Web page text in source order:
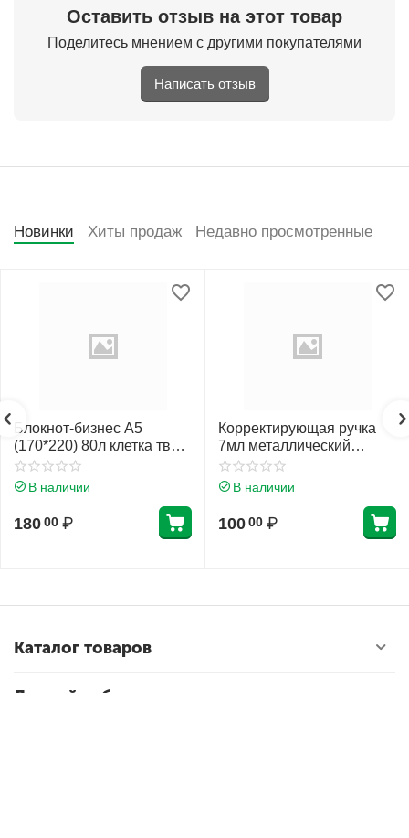
Оставить отзыв на этот товар
Поделитесь мнением с другими покупателями
Написать отзыв
Новинки Хиты продаж Недавно просмотренные
Блокнот-бизнес А5
(170*220) 80л клетка тв
обл 7Бц Проф-Пресс
Нежные листья глянц лам
В наличии
180 00 ₽
Корректирующая ручка
7мл металлический
наконечник Erich Krause
Стандарт 55989
В наличии
100 00 ₽
Каталог товаров
Личный кабинет